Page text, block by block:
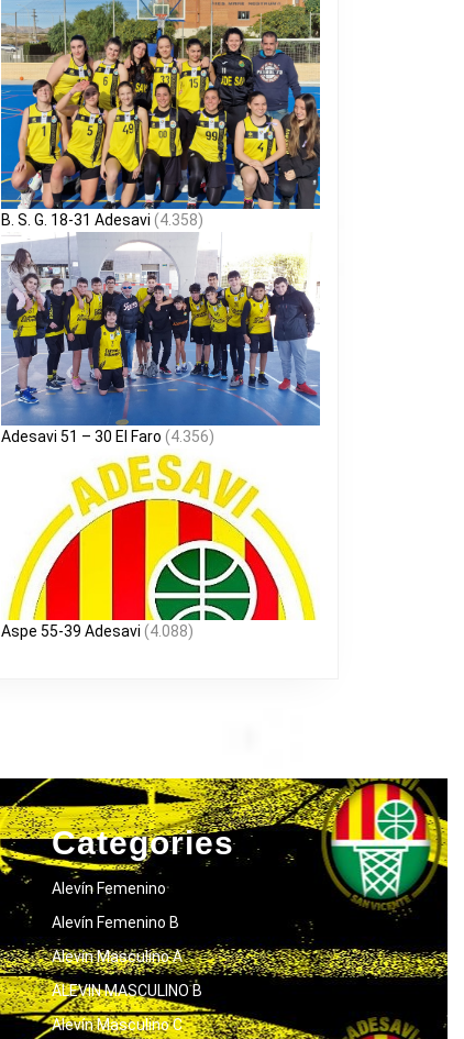
B. S. G. 18-31 Adesavi (4.358)
Adesavi 51 – 30 El Faro (4.356)
Aspe 55-39 Adesavi (4.088)
Categories
Alevín Femenino
Alevín Femenino B
Alevín Masculino A
ALEVIN MASCULINO B
Alevín Masculino C